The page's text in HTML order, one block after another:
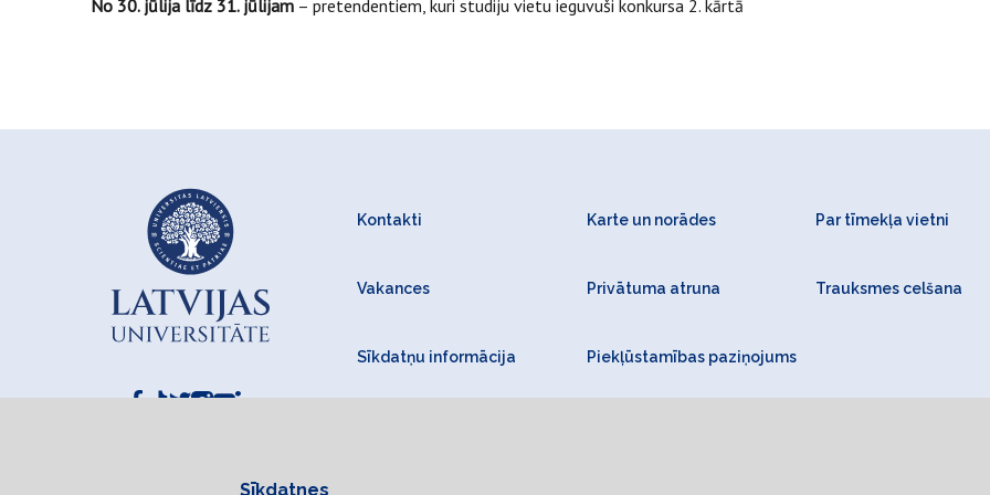
No 30. jūlija līdz 31. jūlijam – pretendentiem, kuri studiju vietu ieguvuši konkursa 2. kārtā
Kontakti Karte un norādes Par tīmekļa vietni
Vakances Privātuma atruna Trauksmes celšana
Sīkdatņu informācija Piekļūstamības paziņojums
Sīkdatnes